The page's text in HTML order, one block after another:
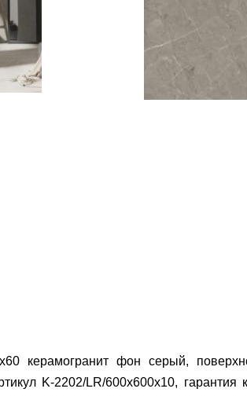
керамогранит фон серый,
K-2202/LR/600x600x10, гарантия